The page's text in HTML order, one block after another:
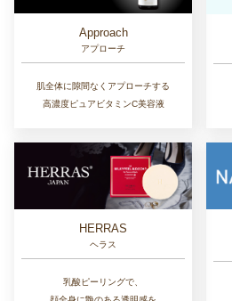
Approach
アプローチ
肌全体に隙間なくアプローチする
高濃度ピュアビタミンC美容液
HERRAS
ヘラス
乳酸ピーリングで、